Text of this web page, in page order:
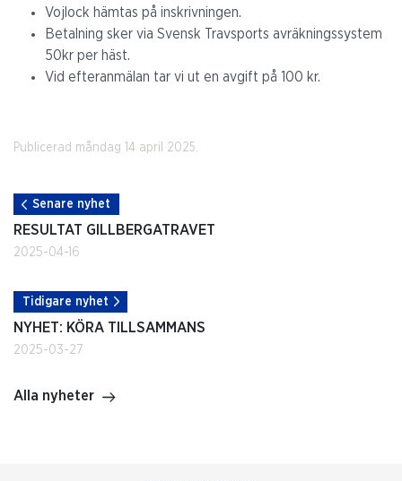
Vojlock hämtas på inskrivningen.
Betalning sker via Svensk Travsports avräkningssystem
50kr per häst.
Vid efteranmälan tar vi ut en avgift på 100 kr.
Publicerad måndag 14 april 2025.
Senare nyhet
RESULTAT GILLBERGATRAVET
2025-04-16
Tidigare nyhet
NYHET: KÖRA TILLSAMMANS
2025-03-27
Alla nyheter